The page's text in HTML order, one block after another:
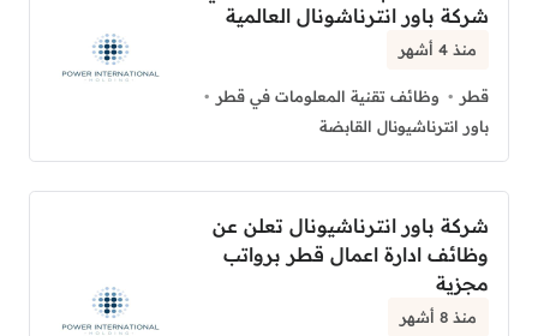
شركة باور انترناشونال العالمية
منذ 4 أشهر
قطر
وظائف تقنية المعلومات في قطر
باور انترناشيونال القابضة
شركة باور انترناشيونال تعلن عن
وظائف ادارة اعمال قطر برواتب
مجزية
منذ 8 أشهر